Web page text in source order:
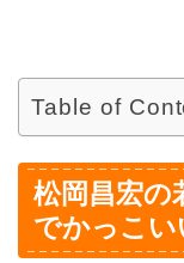
Table of
松岡昌宏の
でかっこい